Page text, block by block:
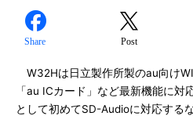
Share Post
W32Hは日立製作所製のau向け
「au ICカード」など最新機能に
として初めてSD-Audioに対応する